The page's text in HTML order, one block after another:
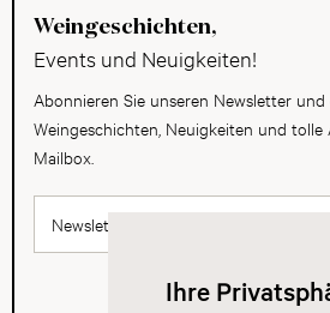
Ihre
Weingeschichten,
Events und Neuigkeiten!
Abonnieren Sie unseren Newsletter
Weingeschichten, Neuigkeiten und
Mailbox.
Newsletter abonnieren